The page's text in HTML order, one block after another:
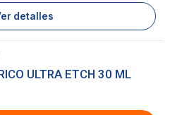
detalles
ULTRA ETCH 30 ML